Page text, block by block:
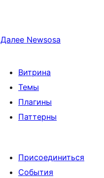
Далее Newsosa
Витрина
Темы
Плагины
Паттерны
Присоединиться
События